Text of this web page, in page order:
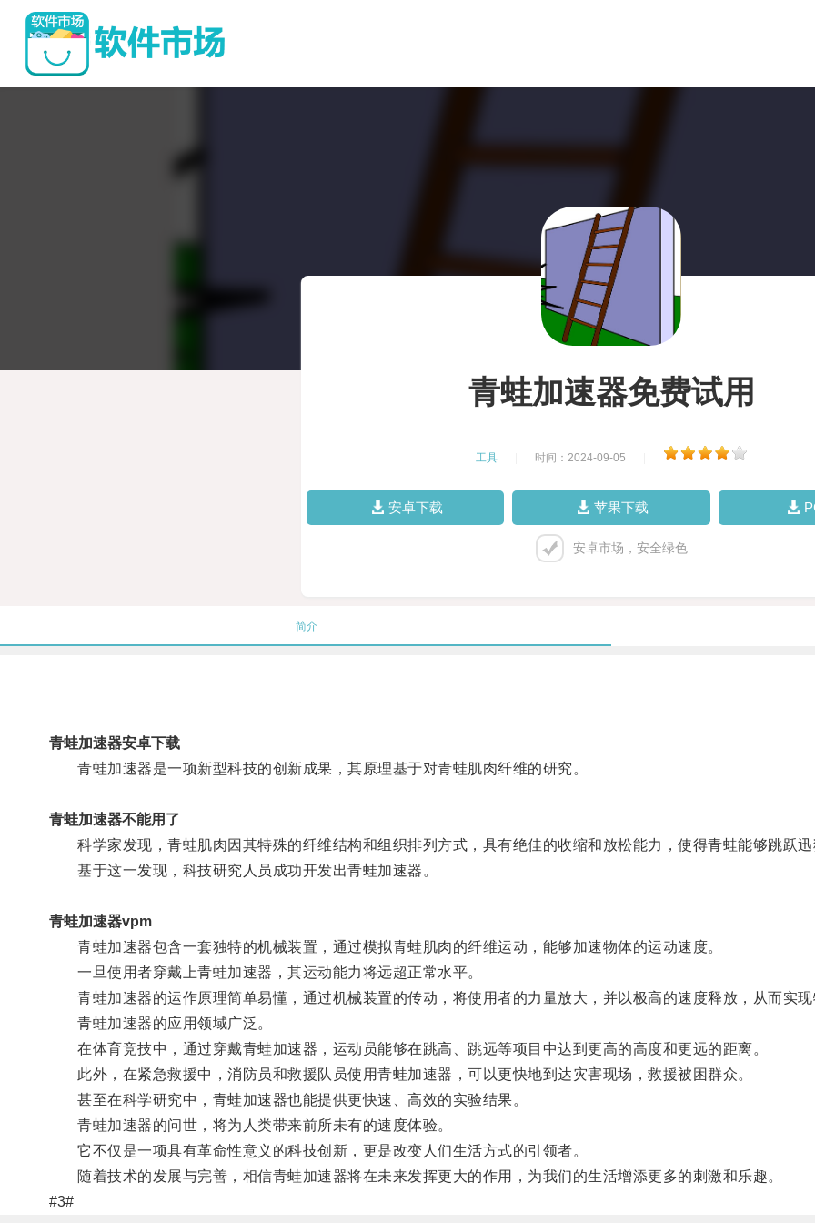
青蛙加速器免费试用
工具 时间：2024-09-05
安卓下载 苹果下载
安卓市场，安全绿色
简介
青蛙加速器安卓下载
青蛙加速器是一项新型科技的创新成果，其原理基于对青蛙肌肉纤维的研究。
青蛙加速器不能用了
科学家发现，青蛙肌肉因其特殊的纤维结构和组织排列方式，具有绝佳的收缩和放松能力，使得青蛙能够跳跃迅
基于这一发现，科技研究人员成功开发出青蛙加速器。
青蛙加速器vpm
青蛙加速器包含一套独特的机械装置，通过模拟青蛙肌肉的纤维运动，能够加速物体的运动速度。
一旦使用者穿戴上青蛙加速器，其运动能力将远超正常水平。
青蛙加速器的运作原理简单易懂，通过机械装置的传动，将使用者的力量放大，并以极高的速度释放，从而实现
青蛙加速器的应用领域广泛。
在体育竞技中，通过穿戴青蛙加速器，运动员能够在跳高、跳远等项目中达到更高的高度和更远的距离。
此外，在紧急救援中，消防员和救援队员使用青蛙加速器，可以更快地到达灾害现场，救援被困群众。
甚至在科学研究中，青蛙加速器也能提供更快速、高效的实验结果。
青蛙加速器的问世，将为人类带来前所未有的速度体验。
它不仅是一项具有革命性意义的科技创新，更是改变人们生活方式的引领者。
随着技术的发展与完善，相信青蛙加速器将在未来发挥更大的作用，为我们的生活增添更多的刺激和乐趣。
#3#